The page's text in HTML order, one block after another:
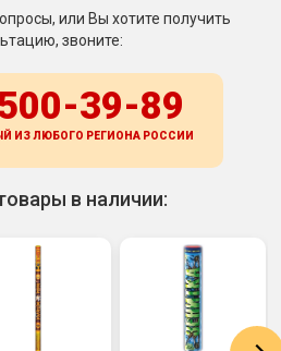
или Вы хотите получить
звоните:
39-89
ИЗ ЛЮБОГО РЕГИОНА РОССИИ
в наличии: